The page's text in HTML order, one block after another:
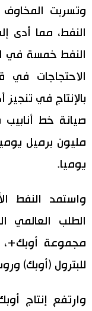
وتسربت
النفط، مما أدى
النفط خمسة في
الاحتجاجات في
بالإنتاج في
يوميا.
واستمد النفط
الطلب العالمي
مجموعة أوبك+،
للبترول (أوبك)